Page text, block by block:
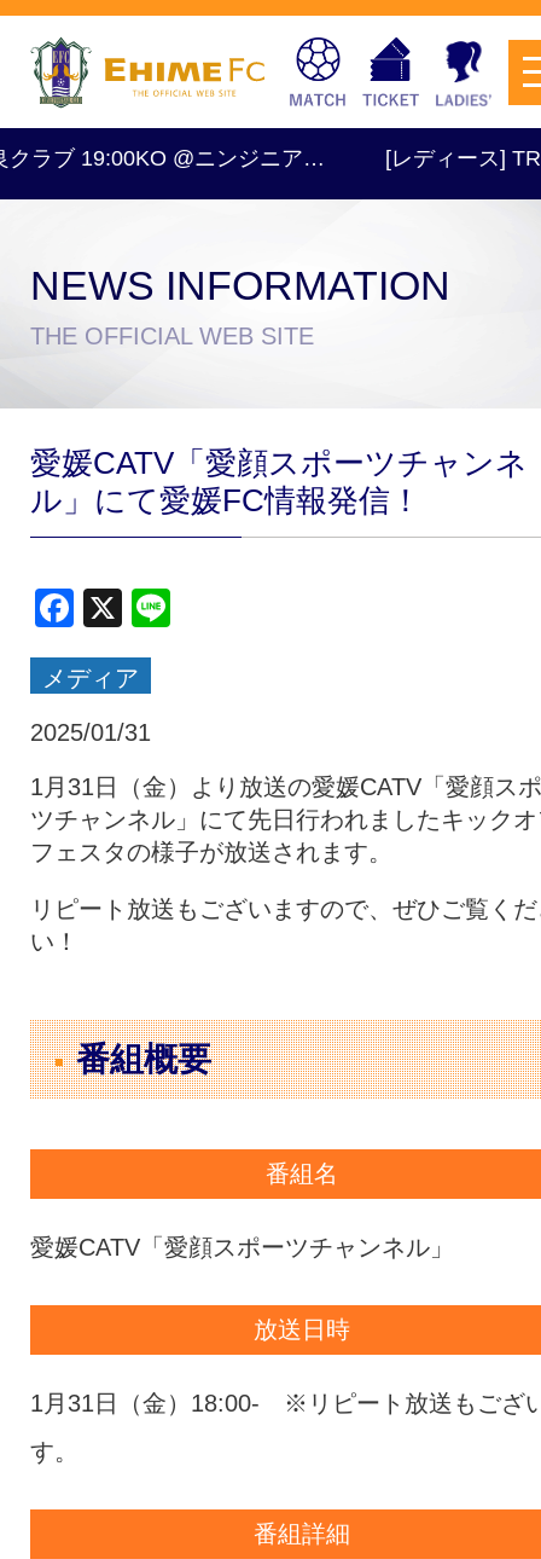
試合日程・結果
スクール
チケットを購入
トップチーム
特設ページ
ブ 19:00KO @ニンジニア… [レディース] TRM
NEWS INFORMATION
THE OFFICIAL WEB SITE
愛媛CATV「愛顔スポーツチャンネ
ル」にて愛媛FC情報発信！
Facebook
X
メディア
2025/01/31
1月31日（金）より放送の愛媛CATV「愛顔ス
ツチャンネル」にて先日行われましたキック
フェスタの様子が放送されます。
リピート放送もございますので、ぜひご覧く
い！
番組概要
番組名
愛媛CATV「愛顔スポーツチャンネル」
放送日時
1月31日（金）18:00- ※リピート放送もござ
す。
番組詳細